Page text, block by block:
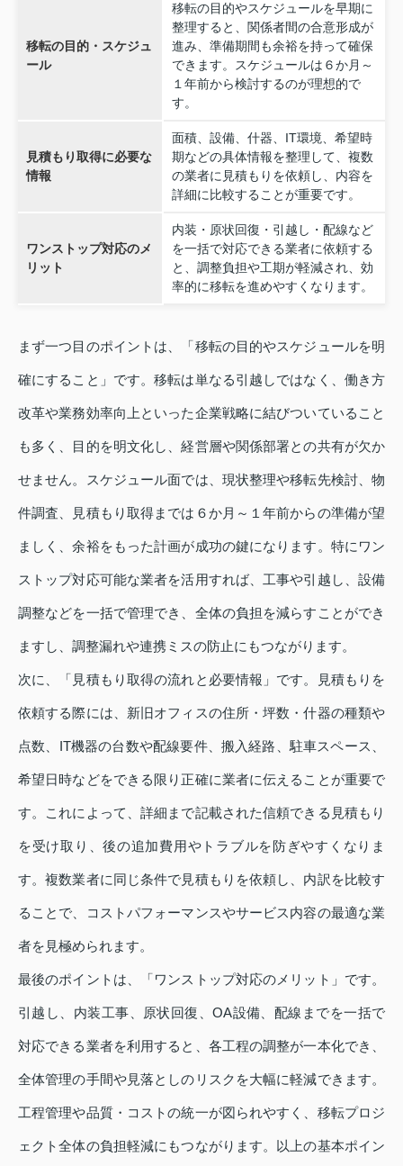
移転の目的・スケジュ
ール
移転の目的やスケジュールを早期に
整理すると、関係者間の合意形成が
進み、準備期間も余裕を持って確保
できます。スケジュールは６か月～
１年前から検討するのが理想的で
す。
見積もり取得に必要な
情報
面積、設備、什器、IT環境、希望時
期などの具体情報を整理して、複数
の業者に見積もりを依頼し、内容を
詳細に比較することが重要です。
ワンストップ対応のメ
リット
内装・原状回復・引越し・配線など
を一括で対応できる業者に依頼する
と、調整負担や工期が軽減され、効
率的に移転を進めやすくなります。
まず一つ目のポイントは、「移転の目的やスケジュールを明
確にすること」です。移転は単なる引越しではなく、働き方
改革や業務効率向上といった企業戦略に結びついていること
も多く、目的を明文化し、経営層や関係部署との共有が欠か
せません。スケジュール面では、現状整理や移転先検討、物
件調査、見積もり取得までは６か月～１年前からの準備が望
ましく、余裕をもった計画が成功の鍵になります。特にワン
ストップ対応可能な業者を活用すれば、工事や引越し、設備
調整などを一括で管理でき、全体の負担を減らすことができ
ますし、調整漏れや連携ミスの防止にもつながります。
次に、「見積もり取得の流れと必要情報」です。見積もりを
依頼する際には、新旧オフィスの住所・坪数・什器の種類や
点数、IT機器の台数や配線要件、搬入経路、駐車スペース、
希望日時などをできる限り正確に業者に伝えることが重要で
す。これによって、詳細まで記載された信頼できる見積もり
を受け取り、後の追加費用やトラブルを防ぎやすくなりま
す。複数業者に同じ条件で見積もりを依頼し、内訳を比較す
ることで、コストパフォーマンスやサービス内容の最適な業
者を見極められます。
最後のポイントは、「ワンストップ対応のメリット」です。
引越し、内装工事、原状回復、OA設備、配線までを一括で
対応できる業者を利用すると、各工程の調整が一本化でき、
全体管理の手間や見落としのリスクを大幅に軽減できます。
工程管理や品質・コストの統一が図られやすく、移転プロジ
ェクト全体の負担軽減にもつながります。以上の基本ポイン